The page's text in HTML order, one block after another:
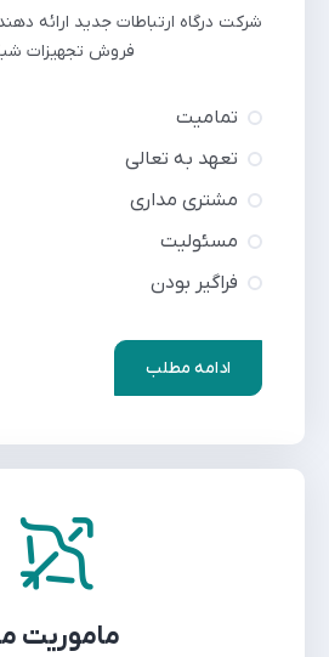
شرکت درگاه ارتباطات جدید ارائه
فروش تجهیزات
تمامیت
تعهد به تعالی
مشتری مداری
مسئوليت
فراگیر بودن
ادامه مطلب
ماموریت